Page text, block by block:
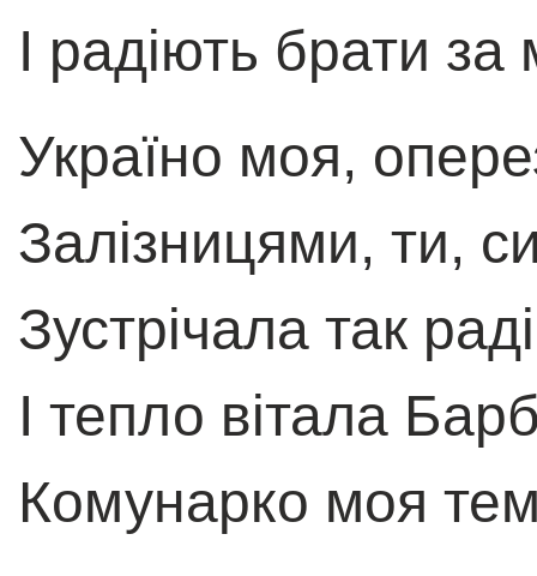
I радіють брати
Україно моя,
Залізницями, ти,
Зустрічала так
I тепло вітала
Комунарко моя